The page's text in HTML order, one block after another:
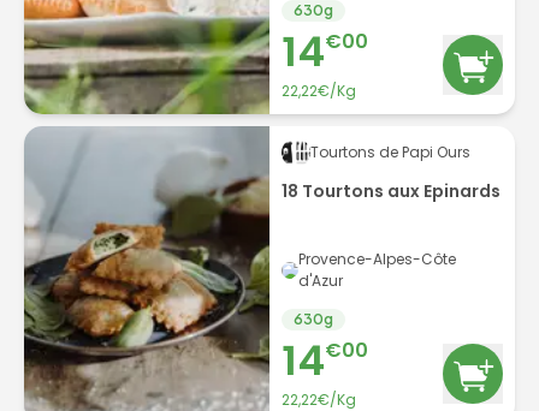
630g
14€00
22,22€/Kg
Tourtons de Papi Ours
18 Tourtons aux Epinards
Provence-Alpes-Côte
d'Azur
630g
14€00
22,22€/Kg